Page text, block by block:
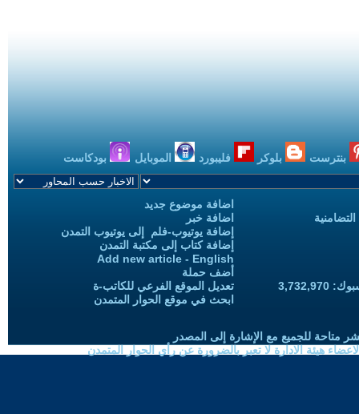
بنترست بلوكر فليبورد الموبايل بودكاست
اضافة موضوع جديد
اضافة خبر
إضافة يوتيوب-فلم إلى يوتيوب التمدن
إضافة كتاب إلى مكتبة التمدن
Add new article - English
أضف حملة
تعديل الموقع الفرعي للكاتب-ة
ابحث في موقع الحوار المتمدن
متاحة للجميع مع الإشارة إلى المصدر
هيئة الادارة لا تعبر بالضرورة عن رأي الحوار المتمدن